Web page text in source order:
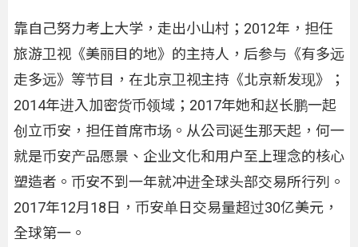
靠自己努力考上大学，走出小山村；2012年，担任
旅游卫视《美丽目的地》的主持人，后参与《有多远
走多远》等节目，在北京卫视主持《北京新发现》；
2014年进入加密货币领域；2017年她和赵长鹏一起
创立币安，担任首席市场。从公司诞生那天起，何一
就是币安产品愿景、企业文化和用户至上理念的核心
塑造者。币安不到一年就冲进全球头部交易所行列。
2017年12月18日，币安单日交易量超过30亿美元，
全球第一。